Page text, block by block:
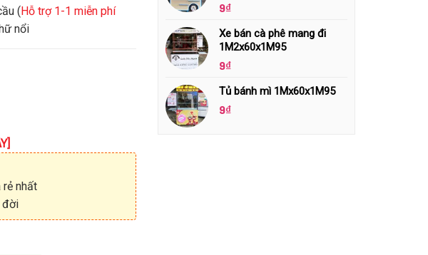
(Hỗ trợ 1-1 miễn phí
nổi
nhất
đời
9₫
Xe bán cà phê mang đi
1M2x60x1M95
9₫
Tủ bánh mì 1Mx60x1M95
9₫